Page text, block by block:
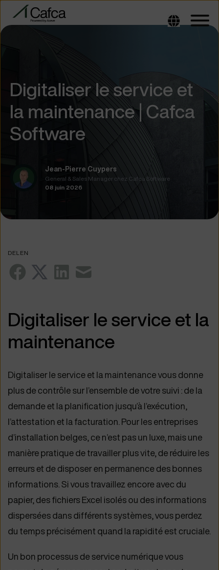
Digitaliser le service et
la maintenance | Cafca
Software
Jean-Pierre Cuypers
General & Sales Manager chez Cafca Software
08 juin 2026
DELEN
Digitaliser le service et la
maintenance
Digitaliser le service et la maintenance vous donne
plus de contrôle sur l’ensemble de votre suivi : de la
demande et la planification jusqu’à l’exécution,
l’attestation et la facturation. Pour les entreprises
d’installation belges, ce n’est pas un luxe, mais une
manière pratique de travailler plus vite, de réduire les
erreurs et de disposer en permanence des bonnes
informations. Si vous travaillez encore avec du
papier, des fichiers Excel isolés ou des informations
dispersées dans différents systèmes, vous perdez
du temps précisément quand la rapidité est cruciale.
Un bon processus de service numérique vous